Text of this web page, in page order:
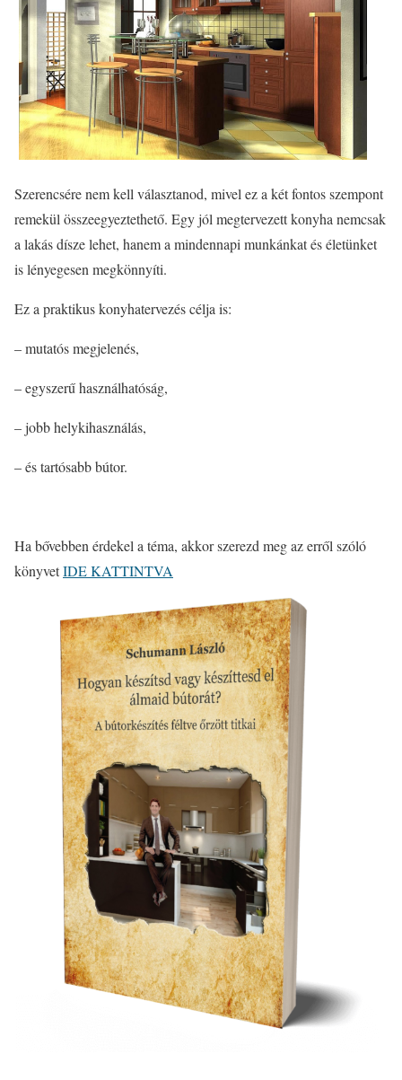
Szerencsére nem kell választanod, mivel ez a két fontos szempont
remekül összeegyeztethető. Egy jól megtervezett konyha nemcsak
a lakás dísze lehet, hanem a mindennapi munkánkat és életünket
is lényegesen megkönnyíti.
Ez a praktikus konyhatervezés célja is:
– mutatós megjelenés,
– egyszerű használhatóság,
– jobb helykihasználás,
– és tartósabb bútor.
Ha bővebben érdekel a téma, akkor szerezd meg az erről szóló
könyvetIDE KATTINTVA